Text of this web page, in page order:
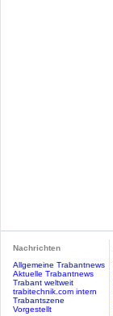
Nachrichten
Allgemeine Trabantnews
Aktuelle Trabantnews
Trabant weltweit
trabitechnik.com intern
Trabantszene
Vorgestellt